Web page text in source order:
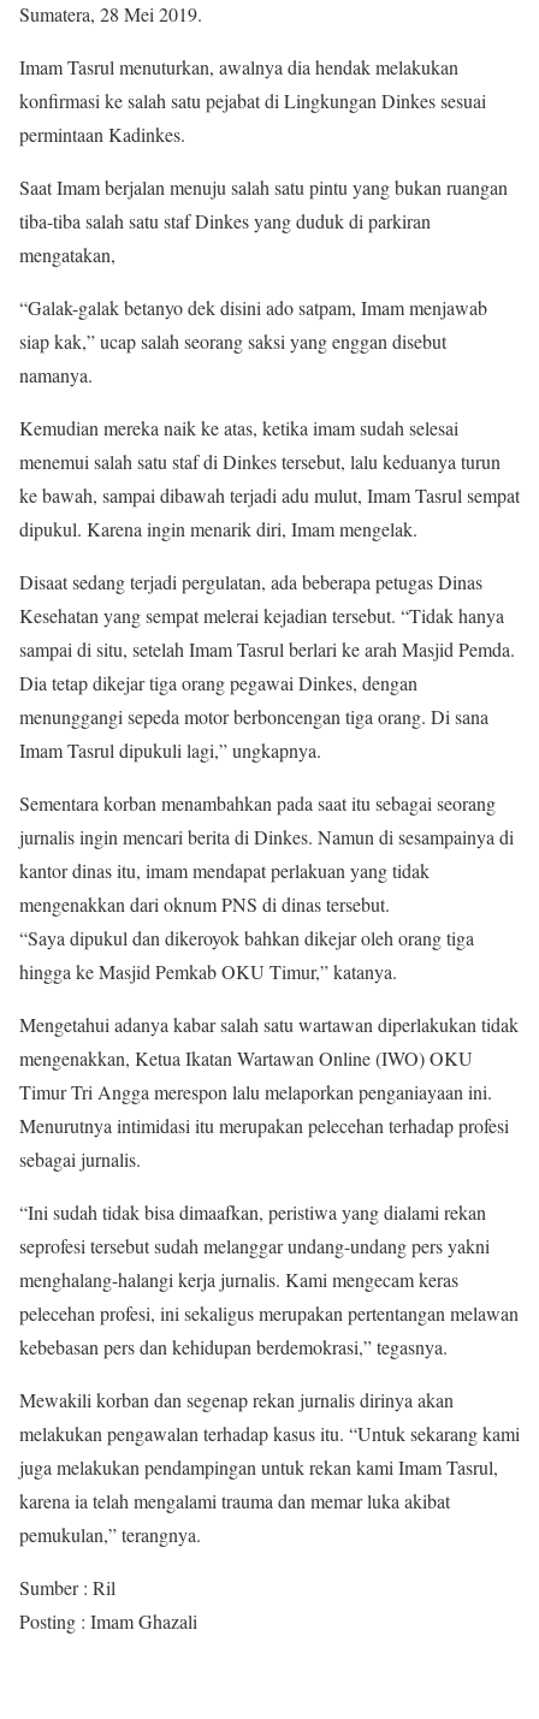
Sumatera, 28 Mei 2019.
Imam Tasrul menuturkan, awalnya dia hendak melakukan
konfirmasi ke salah satu pejabat di Lingkungan Dinkes sesuai
permintaan Kadinkes.
Saat Imam berjalan menuju salah satu pintu yang bukan ruangan
tiba-tiba salah satu staf Dinkes yang duduk di parkiran
mengatakan,
“Galak-galak betanyo dek disini ado satpam, Imam menjawab
siap kak,” ucap salah seorang saksi yang enggan disebut
namanya.
Kemudian mereka naik ke atas, ketika imam sudah selesai
menemui salah satu staf di Dinkes tersebut, lalu keduanya turun
ke bawah, sampai dibawah terjadi adu mulut, Imam Tasrul sempat
dipukul. Karena ingin menarik diri, Imam mengelak.
Disaat sedang terjadi pergulatan, ada beberapa petugas Dinas
Kesehatan yang sempat melerai kejadian tersebut. “Tidak hanya
sampai di situ, setelah Imam Tasrul berlari ke arah Masjid Pemda.
Dia tetap dikejar tiga orang pegawai Dinkes, dengan
menunggangi sepeda motor berboncengan tiga orang. Di sana
Imam Tasrul dipukuli lagi,” ungkapnya.
Sementara korban menambahkan pada saat itu sebagai seorang
jurnalis ingin mencari berita di Dinkes. Namun di sesampainya di
kantor dinas itu, imam mendapat perlakuan yang tidak
mengenakkan dari oknum PNS di dinas tersebut.
“Saya dipukul dan dikeroyok bahkan dikejar oleh orang tiga
hingga ke Masjid Pemkab OKU Timur,” katanya.
Mengetahui adanya kabar salah satu wartawan diperlakukan tidak
mengenakkan, Ketua Ikatan Wartawan Online (IWO) OKU
Timur Tri Angga merespon lalu melaporkan penganiayaan ini.
Menurutnya intimidasi itu merupakan pelecehan terhadap profesi
sebagai jurnalis.
“Ini sudah tidak bisa dimaafkan, peristiwa yang dialami rekan
seprofesi tersebut sudah melanggar undang-undang pers yakni
menghalang-halangi kerja jurnalis. Kami mengecam keras
pelecehan profesi, ini sekaligus merupakan pertentangan melawan
kebebasan pers dan kehidupan berdemokrasi,” tegasnya.
Mewakili korban dan segenap rekan jurnalis dirinya akan
melakukan pengawalan terhadap kasus itu. “Untuk sekarang kami
juga melakukan pendampingan untuk rekan kami Imam Tasrul,
karena ia telah mengalami trauma dan memar luka akibat
pemukulan,” terangnya.
Sumber : Ril
Posting : Imam Ghazali